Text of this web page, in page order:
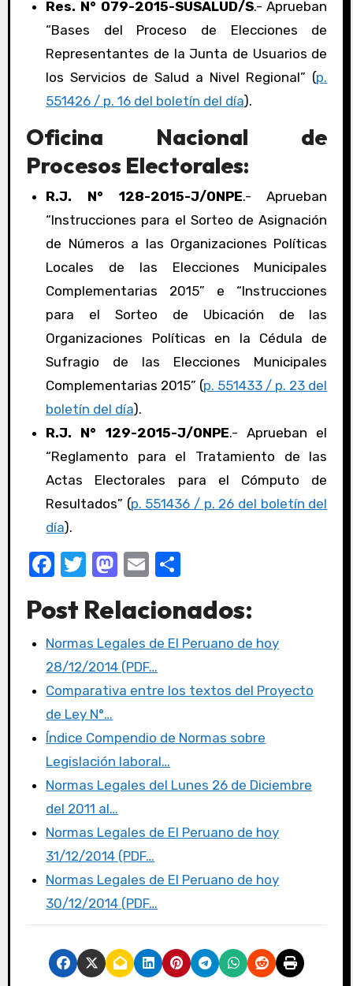
Res. N° 079-2015-SUSALUD/S.- Aprueban
“Bases del Proceso de Elecciones de
Representantes de la Junta de Usuarios de
los Servicios de Salud a Nivel Regional” (p.
551426 / p. 16 del boletín del día).
Oficina Nacional de
Procesos Electorales:
R.J. N° 128-2015-J/ONPE.- Aprueban
“Instrucciones para el Sorteo de Asignación
de Números a las Organizaciones Políticas
Locales de las Elecciones Municipales
Complementarias 2015” e “Instrucciones
para el Sorteo de Ubicación de las
Organizaciones Políticas en la Cédula de
Sufragio de las Elecciones Municipales
Complementarias 2015” (p. 551433 / p. 23 del
boletín del día).
R.J. N° 129-2015-J/ONPE.- Aprueban el
“Reglamento para el Tratamiento de las
Actas Electorales para el Cómputo de
Resultados” (p. 551436 / p. 26 del boletín del
día).
F
c
e
b
o
o
k
T
it
te
r
M
st
o
d
o
E
ail
C
m
p
tir
Post Relacionados:
Normas Legales de El Peruano de hoy
28/12/2014 (PDF…
Comparativa entre los textos del Proyecto
de Ley N°…
Índice Compendio de Normas sobre
Legislación laboral…
Normas Legales del Lunes 26 de Diciembre
del 2011 al…
Normas Legales de El Peruano de hoy
31/12/2014 (PDF…
Normas Legales de El Peruano de hoy
30/12/2014 (PDF…